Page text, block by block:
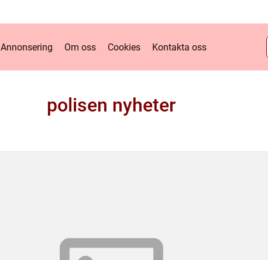
Annonsering Om oss Cookies Kontakta oss
polisen nyheter